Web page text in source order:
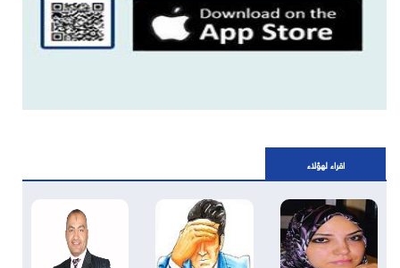
اقراء لهؤلاء